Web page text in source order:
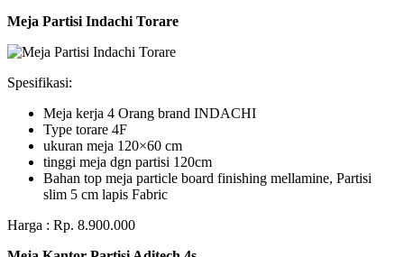
Meja Partisi Indachi Torare
Spesifikasi:
Meja kerja 4 Orang brand INDACHI
Type torare 4F
ukuran meja 120×60 cm
tinggi meja dgn partisi 120cm
Bahan top meja particle board finishing mellamine, Partisi
slim 5 cm lapis Fabric
Harga : Rp. 8.900.000